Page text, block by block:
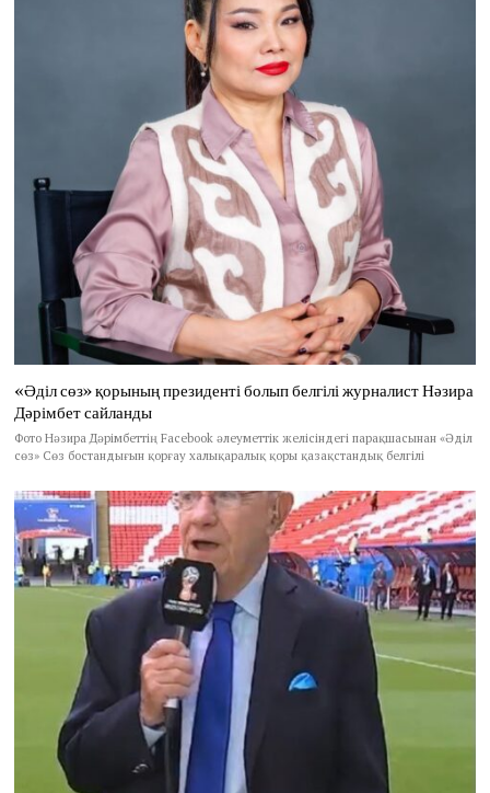
«Әділ сөз» қорының президенті болып белгілі журналист Нәзира
Дәрімбет сайланды
Фото Нәзира Дәрімбеттің Facebook әлеуметтік желісіндегі парақшасынан «Әділ
сөз» Сөз бостандығын қорғау халықаралық қоры қазақстандық белгілі